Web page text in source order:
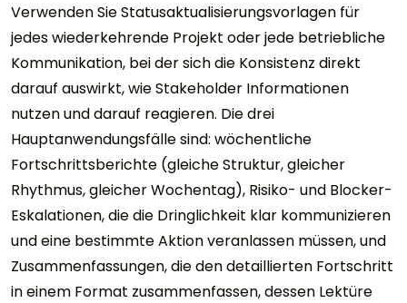
Verwenden Sie Statusaktualisierungsvorlagen für
jedes wiederkehrende Projekt oder jede betriebliche
Kommunikation, bei der sich die Konsistenz direkt
darauf auswirkt, wie Stakeholder Informationen
nutzen und darauf reagieren. Die drei
Hauptanwendungsfälle sind: wöchentliche
Fortschrittsberichte (gleiche Struktur, gleicher
Rhythmus, gleicher Wochentag), Risiko- und Blocker-
Eskalationen, die die Dringlichkeit klar kommunizieren
und eine bestimmte Aktion veranlassen müssen, und
Zusammenfassungen, die den detaillierten Fortschritt
in einem Format zusammenfassen, dessen Lektüre